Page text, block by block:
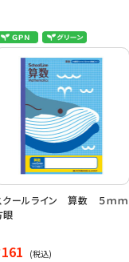
クールライン 算数 ５ｍｍ
眼
161 (税込)